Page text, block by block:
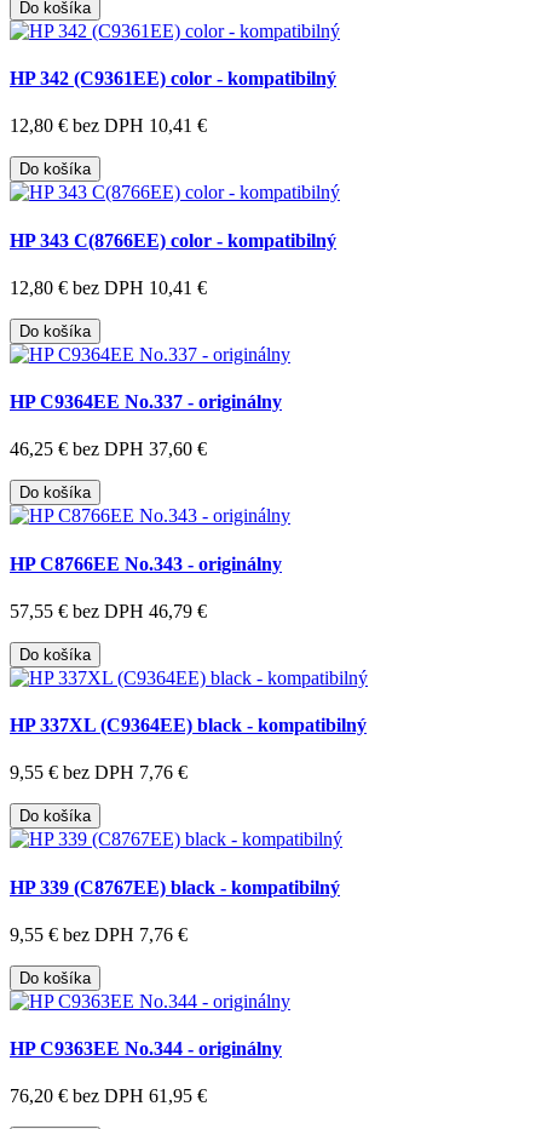
Do košíka
HP 342 (C9361EE) color - kompatibilný
12,80 € bez DPH 10,41 €
Do košíka
HP 343 C(8766EE) color - kompatibilný
12,80 € bez DPH 10,41 €
Do košíka
HP C9364EE No.337 - originálny
46,25 € bez DPH 37,60 €
Do košíka
HP C8766EE No.343 - originálny
57,55 € bez DPH 46,79 €
Do košíka
HP 337XL (C9364EE) black - kompatibilný
9,55 € bez DPH 7,76 €
Do košíka
HP 339 (C8767EE) black - kompatibilný
9,55 € bez DPH 7,76 €
Do košíka
HP C9363EE No.344 - originálny
76,20 € bez DPH 61,95 €